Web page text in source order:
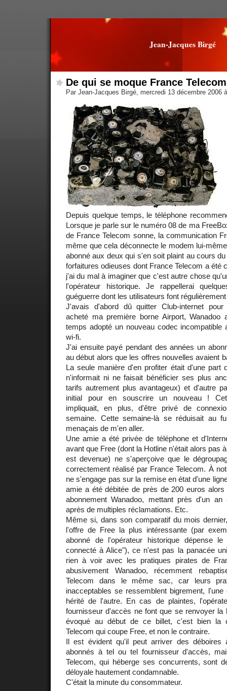
Jean-Jacques Birgé
De qui se moque France
Par Jean-Jacques Birgé, mercredi 13 décembre 2006
Depuis quelque temps, le téléphone
Lorsque je parle sur le numéro 08 de ma
de France Telecom sonne, la communication
même que cela déconnecte le modem lui-
abonné aux deux qui s'en soit plaint au cours
forfaitures odieuses dont France Telecom a été
j'ai du mal à imaginer que c'est autre chose
l'opérateur historique. Je rappellerai
guéguerre dont les utilisateurs font
J'avais d'abord dû quitter Club-internet
acheté ma première borne Airport, Wanadoo
temps adopté un nouveau codec incompatible
wi-fi.
J'ai ensuite payé pendant des années un
au début alors que les offres nouvelles avaient
La seule manière d'en profiter était d'une part
n'informait ni ne faisait bénéficier ses plus
tarifs autrement plus avantageux) et d'autre
initial pour en souscrire un nouveau !
impliquait, en plus, d'être privé de
semaine. Cette semaine-là se réduisait au
menaçais de m'en aller.
Une amie a été privée de téléphone et
avant que Free (dont la Hotline n'était alors pas
est devenue) ne s'aperçoive que le
correctement réalisé par France Telecom. À
ne s'engage pas sur la remise en état d'une
amie a été débitée de près de 200 euros
abonnement Wanadoo, mettant près d'un
après de multiples réclamations. Etc.
Même si, dans son comparatif du mois
l'offre de Free la plus intéressante (par
abonné de l'opérateur historique dépense
connecté à Alice"), ce n'est pas la panacée
rien à voir avec les pratiques pirates de
abusivement Wanadoo, récemment
Telecom dans le même sac, car leurs
inacceptables se ressemblent bigrement, l'une
hérité de l'autre. En cas de plaintes,
fournisseur d'accès ne font que se renvoyer la
évoqué au début de ce billet, c'est bien la
Telecom qui coupe Free, et non le contraire.
Il est évident qu'il peut arriver des déboires
abonnés à tel ou tel fournisseur d'accès,
Telecom, qui héberge ses concurrents, sont
déloyale hautement condamnable.
C'était la minute du consommateur.